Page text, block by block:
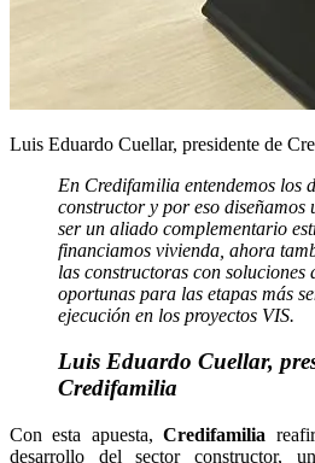
Luis Eduardo Cuellar, presidente de
En Credifamilia entendemos los
constructor y por eso
ser un aliado complementario
financiamos vivienda, ahora
las constructoras con soluciones
oportunas para las etapas más
ejecución en los proyectos VIS.
Luis Eduardo Cuellar,
Credifamilia
Con esta apuesta, Credifamilia
desarrollo del sector constructor,